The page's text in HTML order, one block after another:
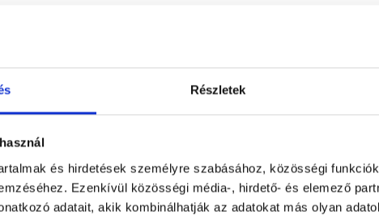
Részletek
és hirdetések személyre szabásához, közösségi
Ezenkívül közösségi média-, hirdető- és elemező
adatait, akik kombinálhatják az adatokat más olyan
Oktogon Medical Center
1067 Budapest, VI. kerület,